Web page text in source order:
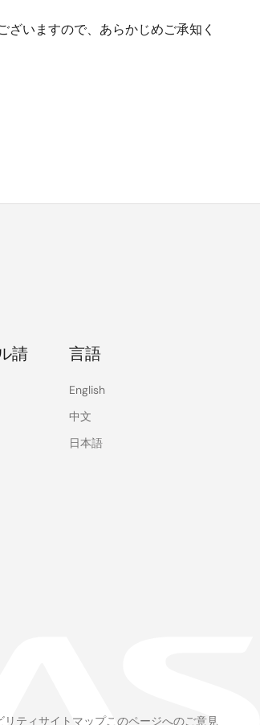
いますので、あらかじめご承知く
請
言語
English
中文
日本語
リティサイトマップこのページへのご意見